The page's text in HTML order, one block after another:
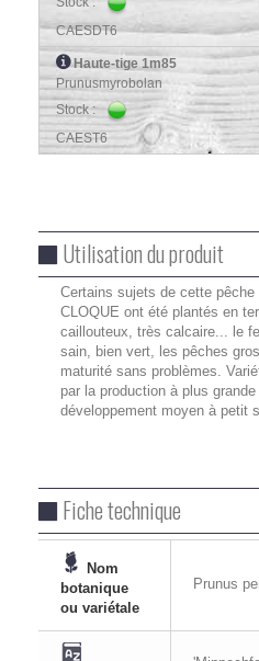
CAESDT6
Haute-tige 1m85
Prunusmyrobolan
Stock :
CAEST6
Utilisation du produit
Certains sujets de cette pêche
CLOQUE ont été plantés en
caillouteux, très calcaire... le
sain, bien vert, les pêches
maturité sans problèmes.
par la production à plus
développement moyen à petit
Fiche technique
Nom
botanique
ou variétale
Prunus